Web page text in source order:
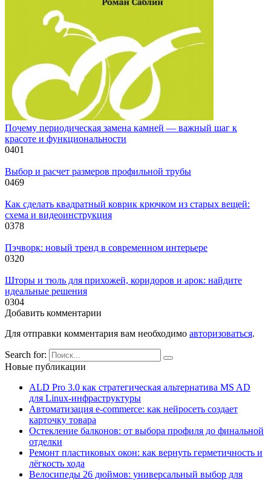
Почему периодическая замена камней — важный шаг к
красоте и функциональности
0401
Выбор и расчет размеров профильной трубы
0469
Как сделать квадратный коврик крючком из старых вещей:
схема и видеоинструкция
0378
Пэчворк: новый тренд в современном интерьере
0320
Шторы и тюль для прихожей, коридоров и арок: найдите
идеальные решения
0304
Добавить комментарии
Для отправки комментария вам необходимо авторизоваться.
Search for:
Новые публикации
ALD Pro 3.0 как стратегическая альтернатива MS AD
для Linux-инфраструктуры
Автоматизация e-commerce: как нейросеть создает
карточку товара
Остекление балконов: от выбора профиля до финальной
отделки
Ремонт пластиковых окон: как вернуть герметичность и
лёгкость хода
Велосипеды 26 дюймов: универсальный выбор для